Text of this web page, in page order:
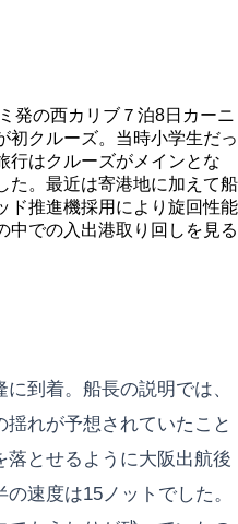
発の西カリブ７泊8日カーニ
初クルーズ。当時小学生だっ
行はクルーズがメインとな
た。最近は寄港地に加えて船
ド推進機採用により旋回性能
中での入出港取り回しを見る
到着。船長の説明では、
れが予想されていたこと
落とせるように大阪出航後
速度は15ノットでした。